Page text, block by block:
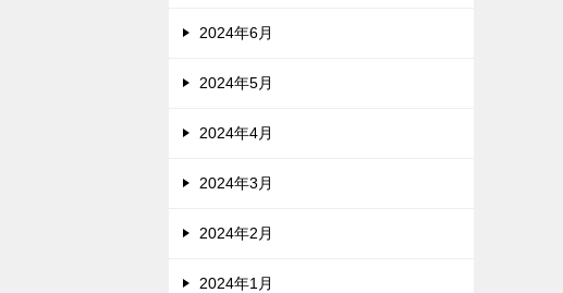
2024年6月
2024年5月
2024年4月
2024年3月
2024年2月
2024年1月